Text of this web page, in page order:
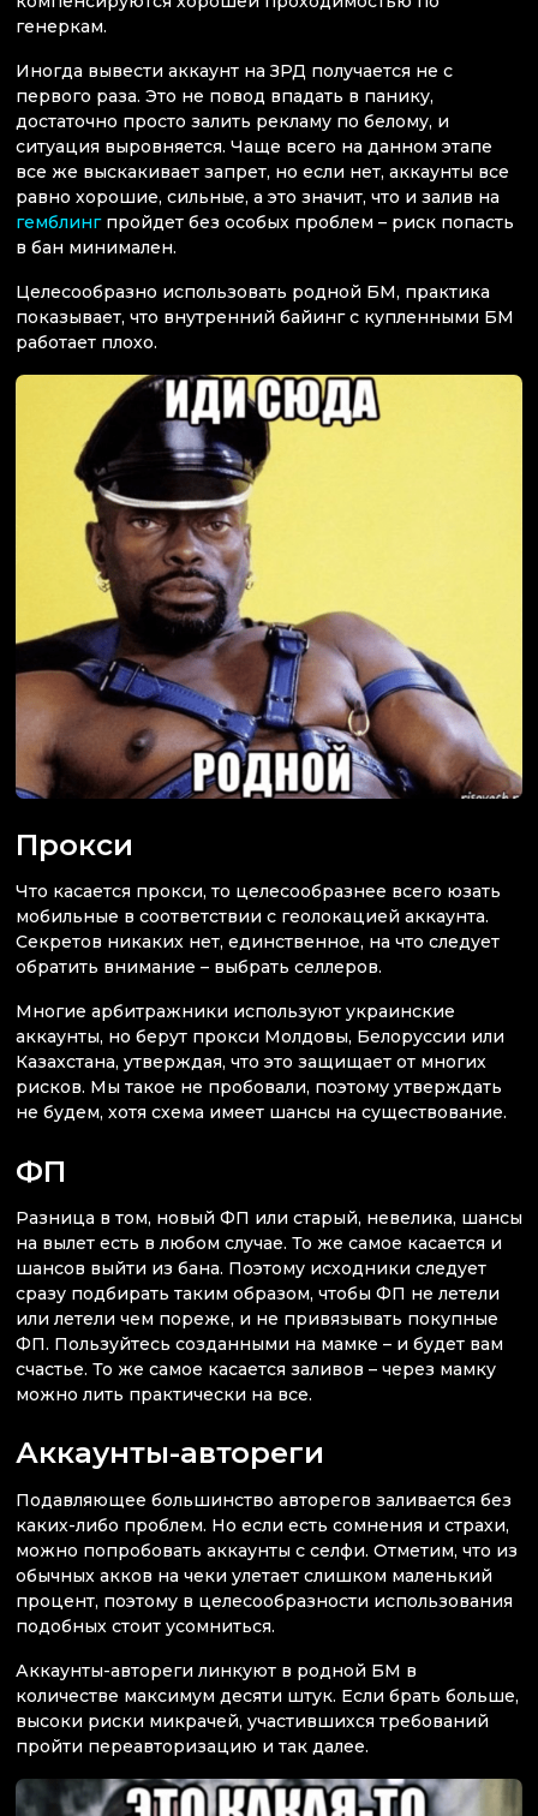
генеркам.
Иногда вывести аккаунт на ЗРД получается не с
первого раза. Это не повод впадать в панику,
достаточно просто залить рекламу по белому, и
ситуация выровняется. Чаще всего на данном этапе
все же выскакивает запрет, но если нет, аккаунты все
равно хорошие, сильные, а это значит, что и залив на
гемблингпройдет без особых проблем – риск попасть
в бан минимален.
Целесообразно использовать родной БМ, практика
показывает, что внутренний байинг с купленными БМ
работает плохо.
Прокси
Что касается прокси, то целесообразнее всего юзать
мобильные в соответствии с геолокацией аккаунта.
Секретов никаких нет, единственное, на что следует
обратить внимание – выбрать селлеров.
Многие арбитражники используют украинские
аккаунты, но берут прокси Молдовы, Белоруссии или
Казахстана, утверждая, что это защищает от многих
рисков. Мы такое не пробовали, поэтому утверждать
не будем, хотя схема имеет шансы на существование.
ФП
Разница в том, новый ФП или старый, невелика, шансы
на вылет есть в любом случае. То же самое касается и
шансов выйти из бана. Поэтому исходники следует
сразу подбирать таким образом, чтобы ФП не летели
или летели чем пореже, и не привязывать покупные
ФП. Пользуйтесь созданными на мамке – и будет вам
счастье. То же самое касается заливов – через мамку
можно лить практически на все.
Аккаунты-автореги
Подавляющее большинство авторегов заливается без
каких-либо проблем. Но если есть сомнения и страхи,
можно попробовать аккаунты с селфи. Отметим, что из
обычных акков на чеки улетает слишком маленький
процент, поэтому в целесообразности использования
подобных стоит усомниться.
Аккаунты-автореги линкуют в родной БМ в
количестве максимум десяти штук. Если брать больше,
высоки риски микрачей, участившихся требований
пройти переавторизацию и так далее.